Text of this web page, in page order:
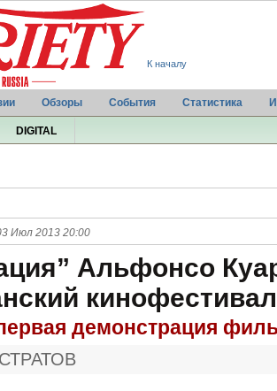
К началу
Обзоры События Статистика
DIGITAL
Июл 2013 20:00
Альфонсо
демонстрация